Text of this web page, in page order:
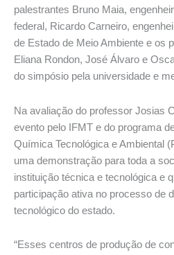
palestrantes Bruno Maia,
federal, Ricardo Carneiro,
de Estado de Meio Ambiente e os
Eliana Rondon, José Álvaro e
do simpósio pela universidade e
Na avaliação do professor Josias
evento pelo IFMT e do programa
Química Tecnológica e Ambiental
uma demonstração para toda a
instituição técnica e tecnológica e
participação ativa no processo de
tecnológico do estado.
“Esses centros de produção de